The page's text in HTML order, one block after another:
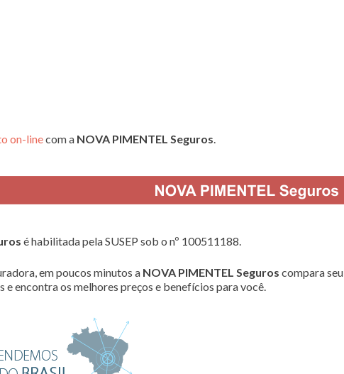
on-linecom a NOVA PIMENTEL Seguros.
é habilitada pela SUSEP sob o nº 100511188.
em poucos minutos a NOVA PIMENTEL Seguros compara seu
e encontra os melhores preços e benefícios para você.